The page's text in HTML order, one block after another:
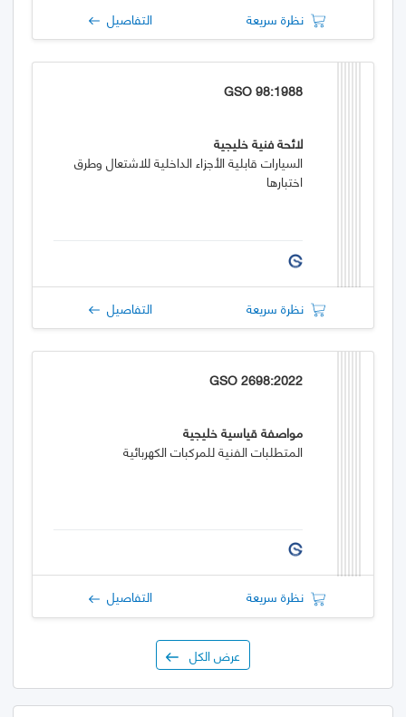
نظرة سريعة التفاصيل
GSO 98:1988
لائحة فنية خليجية
السيارات قابلية الأجزاء الداخلية للاشتعال وطرق
اختبارها
نظرة سريعة التفاصيل
GSO 2698:2022
مواصفة قياسية خليجية
المتطلبات الفنية للمركبات الكهربائية
نظرة سريعة التفاصيل
عرض الكل